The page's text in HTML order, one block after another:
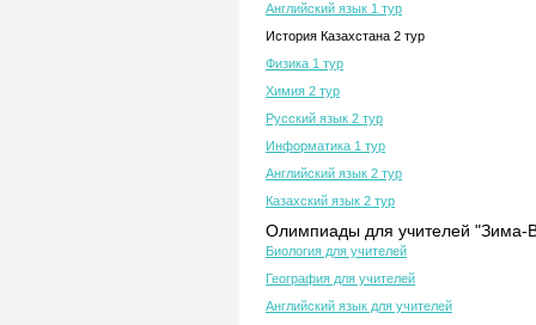
Английский язык 1 тур
История Казахстана 2 тур
Физика 1 тур
Химия 2 тур
Русский язык 2 тур
Информатика 1 тур
Английский язык 2 тур
Казахский язык 2 тур
Олимпиады для учителей "Зима-
Биология для учителей
География для учителей
Английский язык для учителей